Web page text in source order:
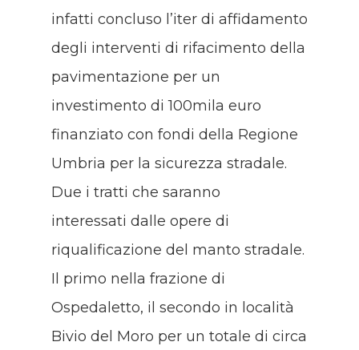
infatti concluso l’iter di affidamento
degli interventi di rifacimento della
pavimentazione per un
investimento di 100mila euro
finanziato con fondi della Regione
Umbria per la sicurezza stradale.
Due i tratti che saranno
interessati dalle opere di
riqualificazione del manto stradale.
Il primo nella frazione di
Ospedaletto, il secondo in località
Bivio del Moro per un totale di circa